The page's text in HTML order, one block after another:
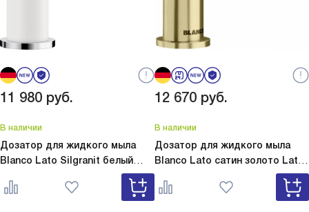
11 980 руб.
В наличии
Дозатор для жидкого мыла
Blanco Lato Silgranit белый
Lato Silgranit белый 525814
12 670 руб.
В наличии
Дозатор для жидкого мыла
Blanco Lato сатин золото Lato